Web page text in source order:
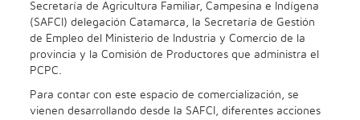
Secretaría de Agricultura Familiar, Campesina e Indígena
(SAFCI) delegación Catamarca, la Secretaría de Gestión
de Empleo del Ministerio de Industria y Comercio de la
provincia y la Comisión de Productores que administra el
PCPC.
Para contar con este espacio de comercialización, se
vienen desarrollando desde la SAFCI, diferentes acciones